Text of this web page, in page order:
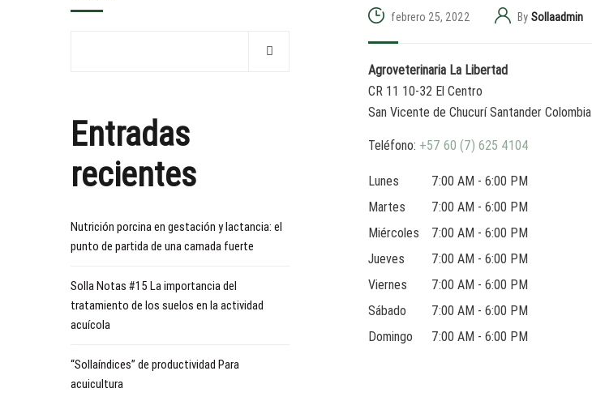
febrero 25, 2022 By Sollaadmin
Agroveterinaria La Libertad
CR 11 10-32 El Centro
San Vicente de ChucuríSantander Colombia
Teléfono: +57 60 (7) 625 4104
Lunes
7:00 AM - 6:00 PM
Martes
7:00 AM - 6:00 PM
Miércoles
7:00 AM - 6:00 PM
Jueves
7:00 AM - 6:00 PM
Viernes
7:00 AM - 6:00 PM
Sábado
7:00 AM - 6:00 PM
Domingo
7:00 AM - 6:00 PM
Entradas
recientes
Nutrición porcina en gestación y lactancia: el
punto de partida de una camada fuerte
Solla Notas #15 La importancia del
tratamiento de los suelos en la actividad
acuícola
“Sollaíndices” de productividad Para
acuicultura